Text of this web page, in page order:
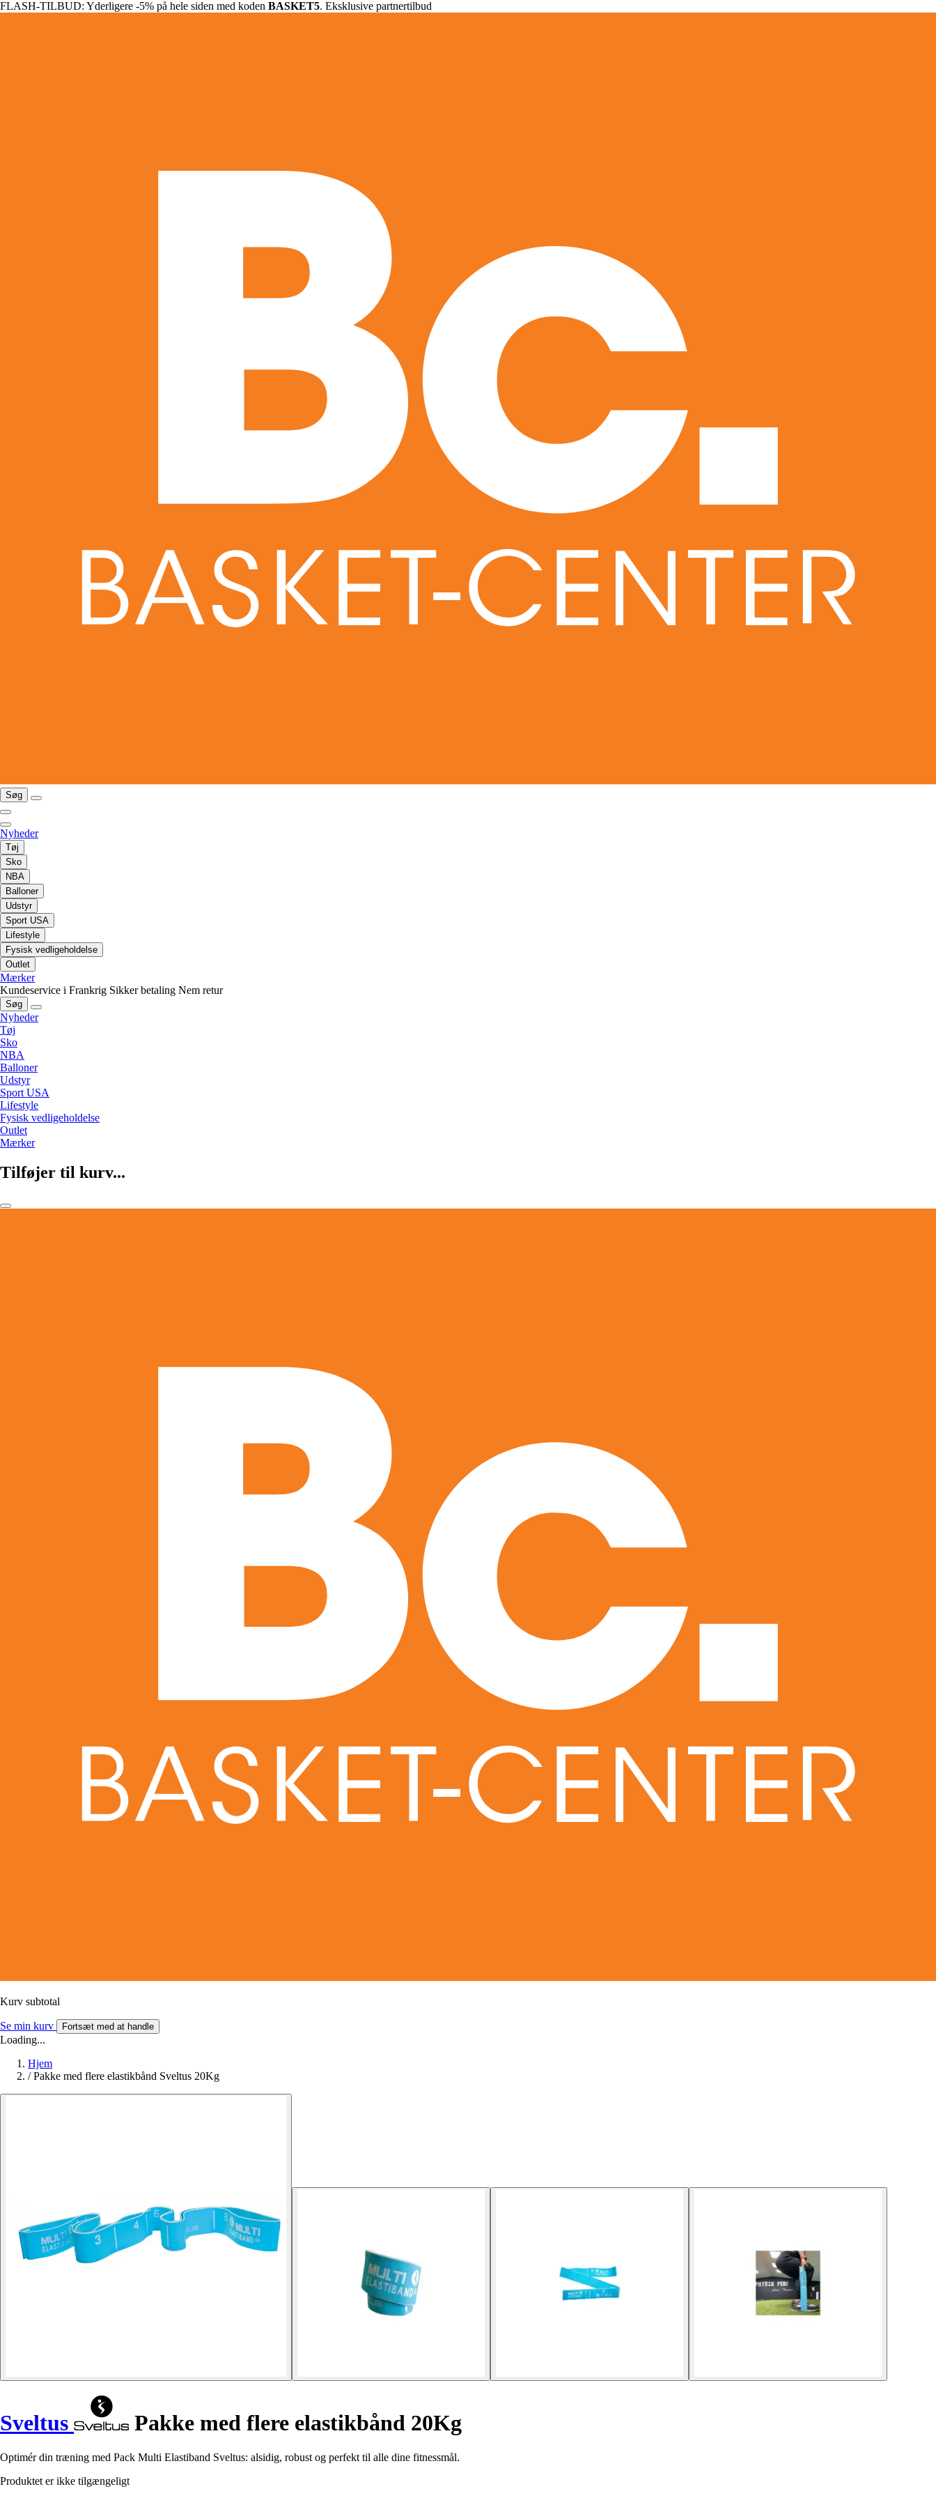
FLASH-TILBUD: Yderligere -5% på hele siden med koden BASKET5. Eksklusive partnertilbud
Søg
Nyheder
Tøj
Sko
NBA
Balloner
Udstyr
Sport USA
Lifestyle
Fysisk vedligeholdelse
Outlet
Mærker
Kundeservice i Frankrig Sikker betaling Nem retur
Søg
Nyheder
Tøj
Sko
NBA
Balloner
Udstyr
Sport USA
Lifestyle
Fysisk vedligeholdelse
Outlet
Mærker
Tilføjer til kurv...
Kurv subtotal
Se min kurv Fortsæt med at handle
Loading...
Hjem
/ Pakke med flere elastikbånd Sveltus 20Kg
Sveltus Pakke med flere elastikbånd 20Kg
Optimér din træning med Pack Multi Elastiband Sveltus: alsidig, robust og perfekt til alle dine fitnessmål.
Produktet er ikke tilgængeligt